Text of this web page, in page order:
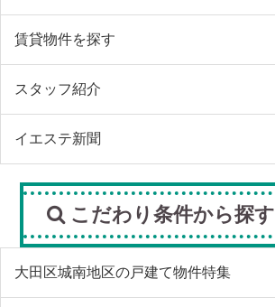
賃貸物件を探す
スタッフ紹介
イエステ新聞
こだわり条件から探す
大田区城南地区の戸建て物件特集